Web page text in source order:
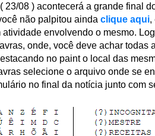
23/08 ) acontecerá a grande final
não palpitou ainda clique aqui,
atividade envolvendo o mesmo.
onde, você deve achar todas
no paint o local das
selecione o arquivo onde se
no final da notícia junto com